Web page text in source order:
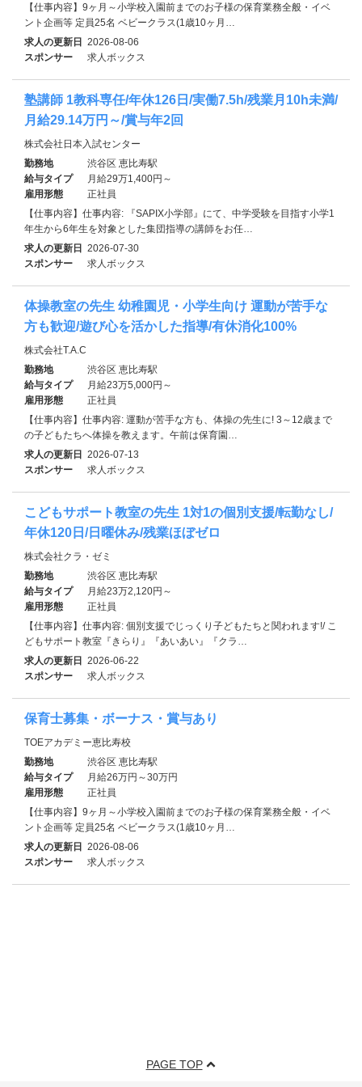
【仕事内容】9ヶ月～小学校入園前までのお子様の保育業務全般・イベ
ント企画等 定員25名 ベビークラス(1歳10ヶ月…
求人の更新日 2026-08-06
スポンサー
求人ボックス
塾講師 1教科専任/年休126日/実働7.5h/残業月10h未満/
月給29.14万円～/賞与年2回
株式会社日本入試センター
勤務地
渋谷区 恵比寿駅
給与タイプ
月給29万1,400円～
雇用形態
正社員
【仕事内容】仕事内容: 『SAPIX小学部』にて、中学受験を目指す小学1
年生から6年生を対象とした集団指導の講師をお任…
求人の更新日 2026-07-30
スポンサー
求人ボックス
体操教室の先生 幼稚園児・小学生向け 運動が苦手な
方も歓迎/遊び心を活かした指導/有休消化100%
株式会社T.A.C
勤務地
渋谷区 恵比寿駅
給与タイプ
月給23万5,000円～
雇用形態
正社員
【仕事内容】仕事内容: 運動が苦手な方も、体操の先生に! 3～12歳まで
の子どもたちへ体操を教えます。午前は保育園…
求人の更新日 2026-07-13
スポンサー
求人ボックス
こどもサポート教室の先生 1対1の個別支援/転勤なし/
年休120日/日曜休み/残業ほぼゼロ
株式会社クラ・ゼミ
勤務地
渋谷区 恵比寿駅
給与タイプ
月給23万2,120円～
雇用形態
正社員
【仕事内容】仕事内容: 個別支援でじっくり子どもたちと関われます!/ こ
どもサポート教室『きらり』『あいあい』『クラ…
求人の更新日 2026-06-22
スポンサー
求人ボックス
保育士募集・ボーナス・賞与あり
TOEアカデミー恵比寿校
勤務地
渋谷区 恵比寿駅
給与タイプ
月給26万円～30万円
雇用形態
正社員
【仕事内容】9ヶ月～小学校入園前までのお子様の保育業務全般・イベ
ント企画等 定員25名 ベビークラス(1歳10ヶ月…
求人の更新日 2026-08-06
スポンサー
求人ボックス
PAGE TOP